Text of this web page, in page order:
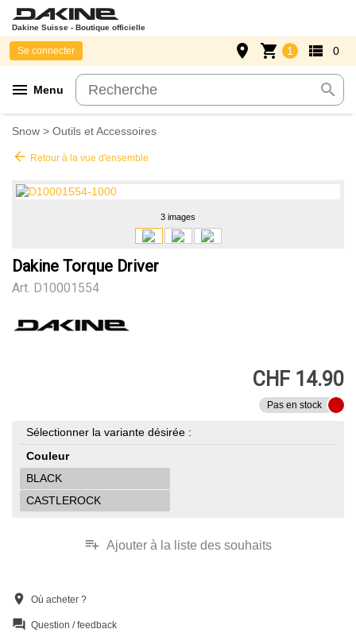
Dakine Suisse - Boutique officielle
menu Menu search
Se connecter place shopping_cart 1 view_list 0
Snow > Outils et Accessoires
arrow_back Retour à la vue d'ensemble
3 images
Dakine Torque Driver
Art. D10001554
CHF 14.90
Pas en stock
Sélectionner la variante désirée :
Couleur
BLACK
CASTLEROCK
playlist_add Ajouter à la liste des souhaits
location_on Où acheter ?
question_answer Question / feedback